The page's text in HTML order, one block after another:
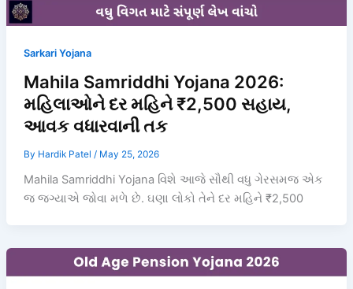
Sarkari Yojana
Mahila Samriddhi Yojana 2026:
મહિલાઓને દર મહિને ₹2,500 સહાય,
આવક વધારવાની તક
By Hardik Patel / May 25, 2026
Mahila Samriddhi Yojana વિશે આજે સૌથી વધુ ગેરસમજ એક
જ જગ્યાએ જોવા મળે છે. ઘણા લોકો તેને દર મહિને ₹2,500